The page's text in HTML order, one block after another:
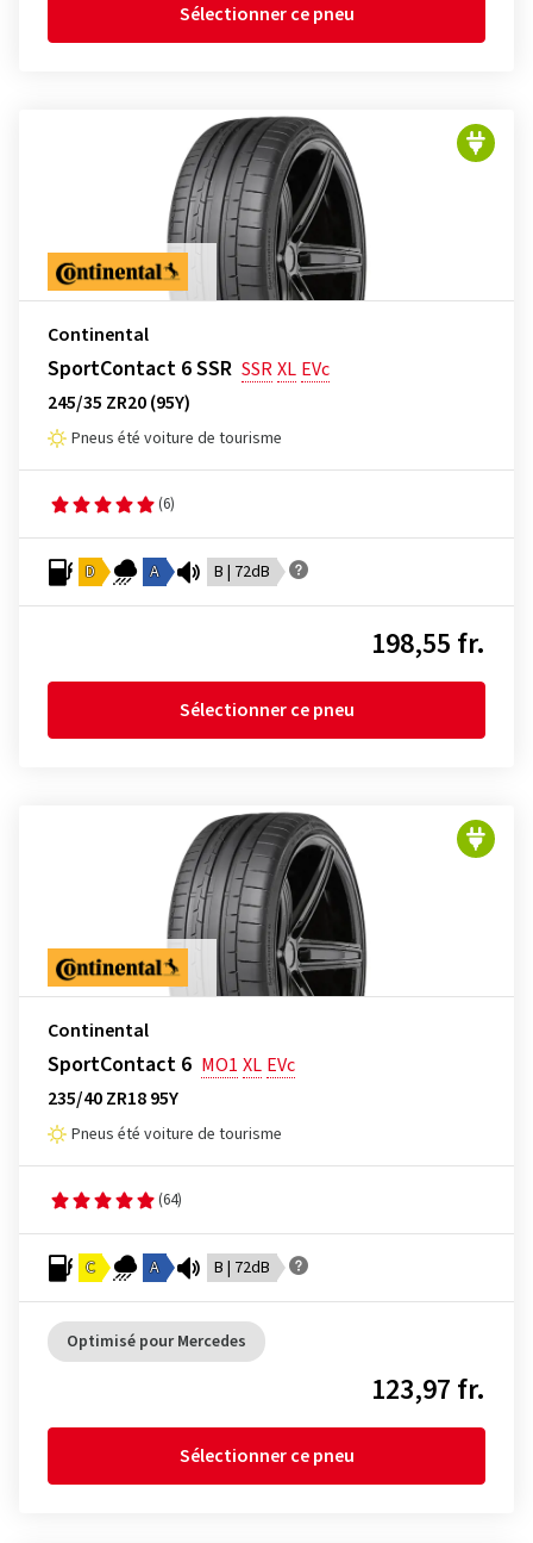
Sélectionner ce pneu
Continental
SportContact 6 SSR SSRXL EVc
245/35 ZR20 (95Y)
Pneus été voiture de tourisme
(6)
D A B | 72dB
198,55 fr.
Sélectionner ce pneu
Continental
SportContact 6 MO1 XL EVc
235/40 ZR18 95Y
Pneus été voiture de tourisme
(64)
C A B | 72dB
Optimisé pour Mercedes
123,97 fr.
Sélectionner ce pneu